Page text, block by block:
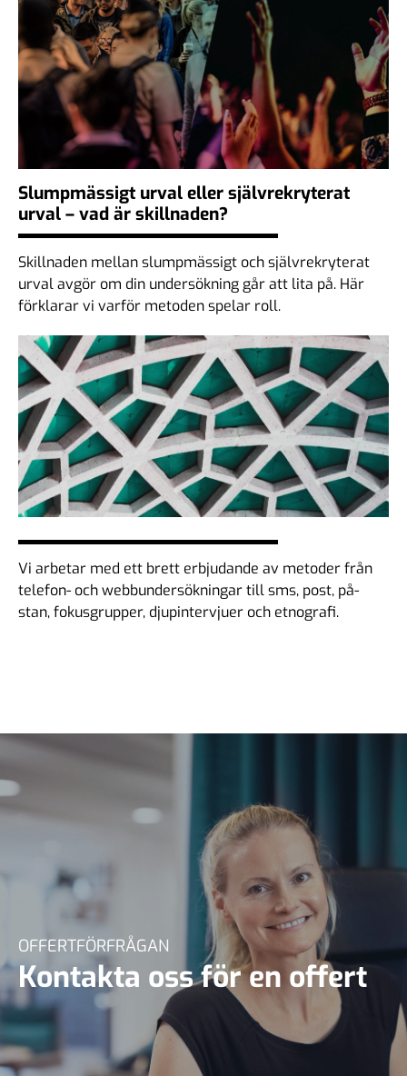
Slumpmässigt urval eller självrekryterat
urval – vad är skillnaden?
Skillnaden mellan slumpmässigt och självrekryterat
urval avgör om din undersökning går att lita på. Här
förklarar vi varför metoden spelar roll.
Vi arbetar med ett brett erbjudande av metoder från
telefon- och webbundersökningar till sms, post, på-
stan, fokusgrupper, djupintervjuer och etnografi.
OFFERTFÖRFRÅGAN
Kontakta oss för en offert